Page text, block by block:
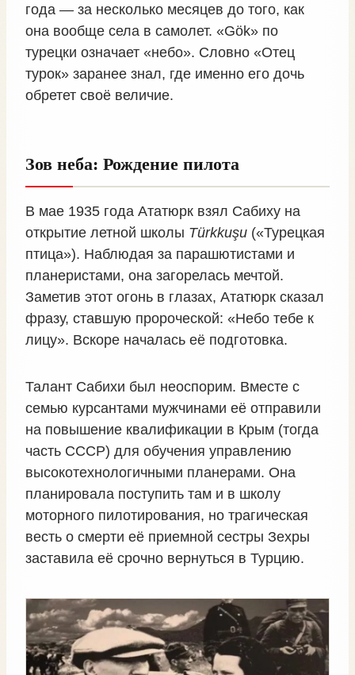
года — за несколько месяцев до того, как
она вообще села в самолет. «Gök» по
турецки означает «небо». Словно «Отец
турок» заранее знал, где именно его дочь
обретет своё величие.
Зов неба: Рождение пилота
В мае 1935 года Ататюрк взял Сабиху на
открытие летной школы Türkkuşu («Турецкая
птица»). Наблюдая за парашютистами и
планеристами, она загорелась мечтой.
Заметив этот огонь в глазах, Ататюрк сказал
фразу, ставшую пророческой: «Небо тебе к
лицу». Вскоре началась её подготовка.
Талант Сабихи был неоспорим. Вместе с
семью курсантами мужчинами её отправили
на повышение квалификации в Крым (тогда
часть СССР) для обучения управлению
высокотехнологичными планерами. Она
планировала поступить там и в школу
моторного пилотирования, но трагическая
весть о смерти её приемной сестры Зехры
заставила её срочно вернуться в Турцию.